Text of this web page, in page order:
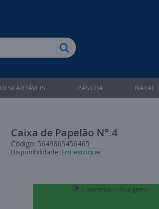
DESCARTÁVEIS PÁSCOA NATAL
Caixa de Papelão N°.4
Código: 5649865456465
Disponibilidade: Em estoque
Converse com a gente